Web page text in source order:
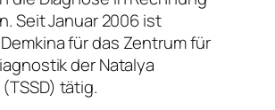
Seit Januar 2006 ist
für das Zentrum für
der Natalya
tätig.